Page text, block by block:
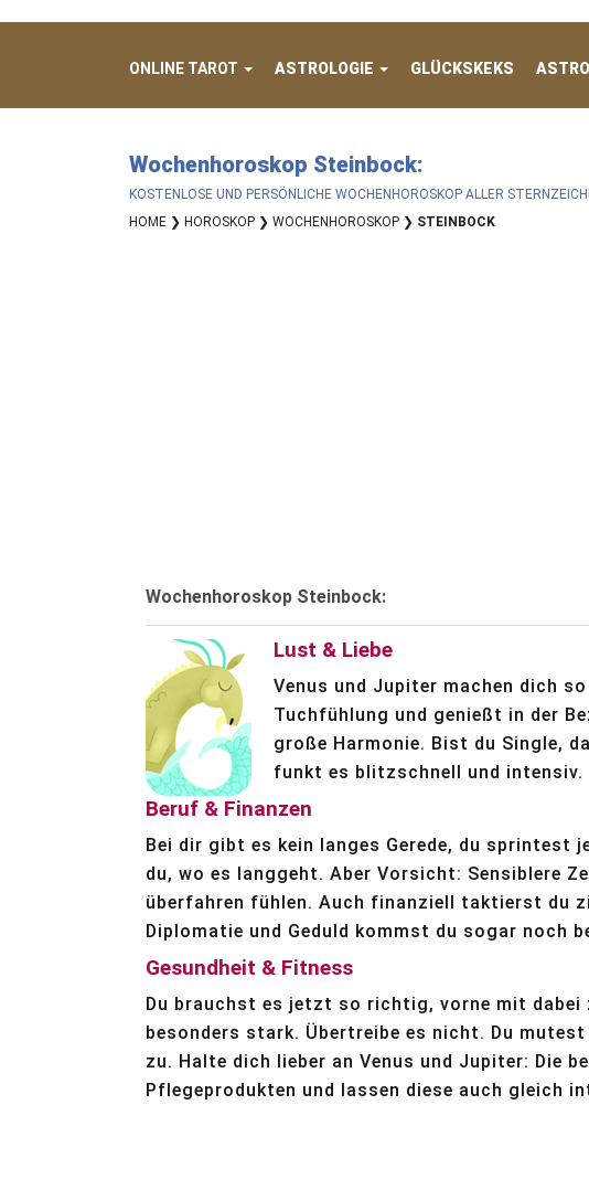
ONLINE TAROT ASTROLOGIE GLÜCKSKEKS
Wochenhoroskop Steinbock:
KOSTENLOSE UND PERSÖNLICHE WOCHENHOROSKOP ALLER
HOME ❯ HOROSKOP ❯ WOCHENHOROSKOP ❯ STEINBOCK
Wochenhoroskop Steinbock:
Lust & Liebe
Venus und Jupiter machen dich
Tuchfühlung und genießt in der
große Harmonie. Bist du Single,
funkt es blitzschnell und intensiv.
Beruf & Finanzen
Bei dir gibt es kein langes Gerede, du
du, wo es langgeht. Aber Vorsicht: Sensiblere
überfahren fühlen. Auch finanziell taktierst du
Diplomatie und Geduld kommst du sogar noch
Gesundheit & Fitness
Du brauchst es jetzt so richtig, vorne mit dabei
besonders stark. Übertreibe es nicht. Du
zu. Halte dich lieber an Venus und Jupiter: Die
Pflegeprodukten und lassen diese auch gleich